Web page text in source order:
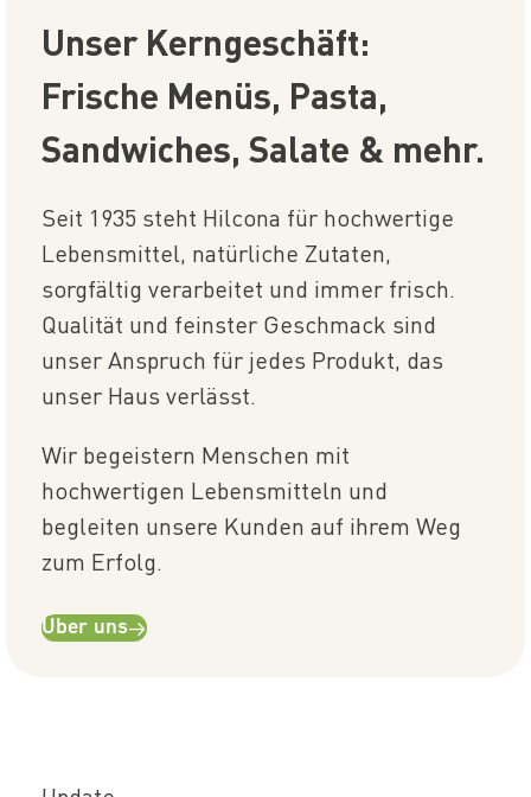
Unser Kerngeschäft:
Frische Menüs, Pasta,
Sandwiches, Salate & mehr.
Seit 1935 steht Hilcona für hochwertige
Lebensmittel, natürliche Zutaten,
sorgfältig verarbeitet und immer frisch.
Qualität und feinster Geschmack sind
unser Anspruch für jedes Produkt, das
unser Haus verlässt.
Wir begeistern Menschen mit
hochwertigen Lebensmitteln und
begleiten unsere Kunden auf ihrem Weg
zum Erfolg.
Über uns